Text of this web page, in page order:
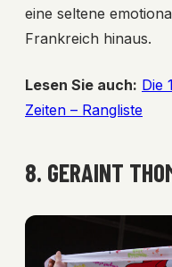
eine seltene
Frankreich hinaus.
Lesen Sie auch: Die
Zeiten – Rangliste
8. GERAINT